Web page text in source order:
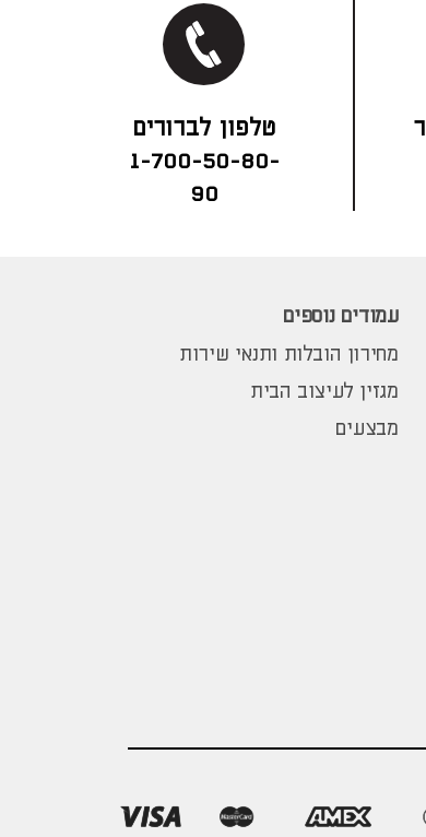
1-700-50-80-
90
עמודים נוספים
מחירון הובלות ותנאי שירות
מגזין לעיצוב הבית
מבצעים